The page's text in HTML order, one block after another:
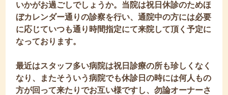
いかがお過ごしでしょうか。当院は祝日休診のためほ
ぼカレンダー通りの診察を行い、通院中の方には必要
に応じていつも通り時間指定にて来院して頂く予定に
なっております。
最近はスタッフ多い病院は祝日診療の所も珍しくなく
なり、またそういう病院でも休診日の時には何人もの
方が回って来たりでお互い様ですし、勿論オーナーさ